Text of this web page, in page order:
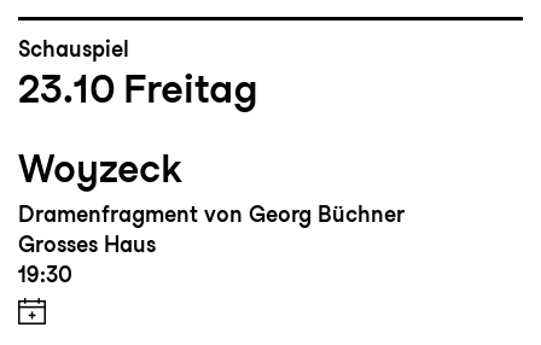
Schauspiel
23.10 Freitag
Woyzeck
Dramenfragment von Georg Büchner
Grosses Haus
19:30